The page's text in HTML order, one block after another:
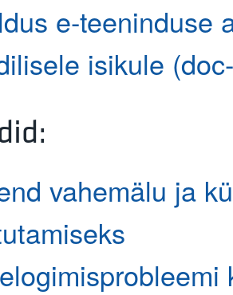
e-teeninduse
isikule
vahemälu ja